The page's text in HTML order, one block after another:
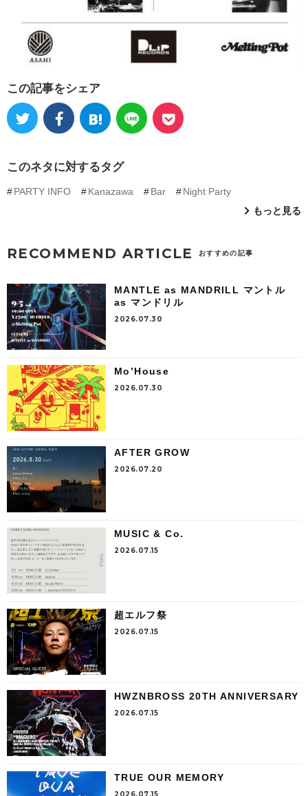
この記事をシェア
このネタに対するタグ
PARTY INFO Kanazawa Bar
Night Party
もっと見る
RECOMMEND ARTICLE おすすめの記事
MANTLE as MANDRILL マントル
as マンドリル
2026.07.30
Mo’House
2026.07.30
AFTER GROW
2026.07.20
MUSIC & Co.
2026.07.15
超エルフ祭
2026.07.15
HWZNBROSS 20TH ANNIVERSARY
2026.07.15
TRUE OUR MEMORY